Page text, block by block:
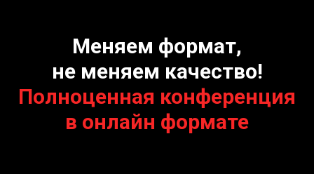
Меняем формат,
не меняем качество!
Полноценная конференция
в онлайн формате